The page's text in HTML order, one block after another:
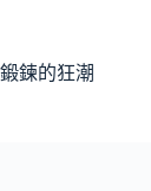
主
鍛鍊的狂潮